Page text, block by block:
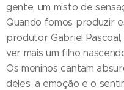
gente, um misto de
Quando fomos produzir
produtor Gabriel
ver mais um filho
Os meninos cantam
deles, a emoção e o